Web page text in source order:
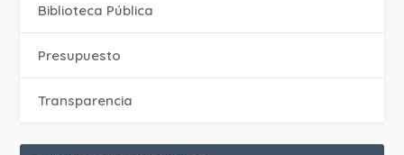
Biblioteca Pública
Presupuesto
Transparencia